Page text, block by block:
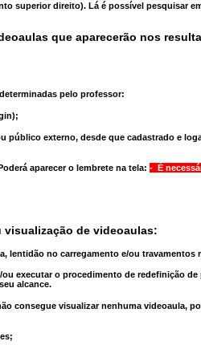
superior direito). Lá é possível pesquisar
que aparecerão nos
pelo professor:
público externo, desde que cadastrado e
aparecer o lembrete na tela: - É
visualização de videoaulas:
lentidão no carregamento e/ou
ou executar o procedimento de redefinição de
alcance.
consegue visualizar nenhuma videoaula,